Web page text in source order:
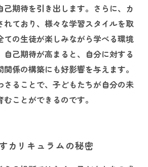
己期待を引き出します。さらに、カ
れており、様々な学習スタイルを取
ての生徒が楽しみながら学べる環境
自己期待が高まると、自分に対する
係の構築にも好影響を与えます。
さることで、子どもたちが自分の未
ことができるのです。
カリキュラムの秘密